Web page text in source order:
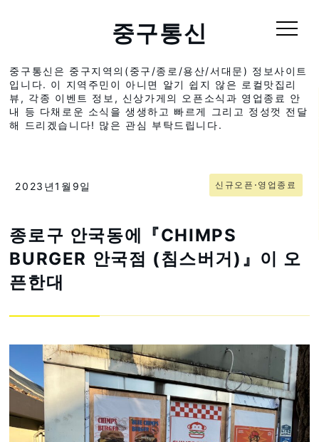
중구통신
중구통신은 중구지역의(중구/종로/용산/서대문) 정보사이트
입니다. 이 지역주민이 아니면 알기 쉽지 않은 로컬맛집리
뷰, 각종 이벤트 정보, 신상가게의 오픈소식과 영업종료 안
내 등 다채로운 소식을 생생하고 빠르게 그리고 정성껏 전달
해 드리겠습니다! 많은 관심 부탁드립니다.
2023년1월9일 신규오픈⋅영업종료
종로구 안국동에『CHIMPS
BURGER 안국점 (침스버거)』이 오
픈한대